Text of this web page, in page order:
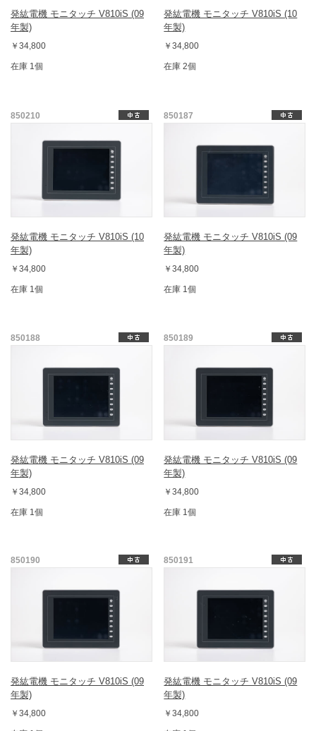
発紘電機 モニタッチ V810iS (09
年製)
￥34,800
在庫 1個
発紘電機 モニタッチ V810iS (10
年製)
￥34,800
在庫 2個
850210
発紘電機 モニタッチ V810iS (10
年製)
￥34,800
在庫 1個
850187
発紘電機 モニタッチ V810iS (09
年製)
￥34,800
在庫 1個
850188
発紘電機 モニタッチ V810iS (09
年製)
￥34,800
在庫 1個
850189
発紘電機 モニタッチ V810iS (09
年製)
￥34,800
在庫 1個
850190
発紘電機 モニタッチ V810iS (09
年製)
￥34,800
850191
発紘電機 モニタッチ V810iS (09
年製)
￥34,800